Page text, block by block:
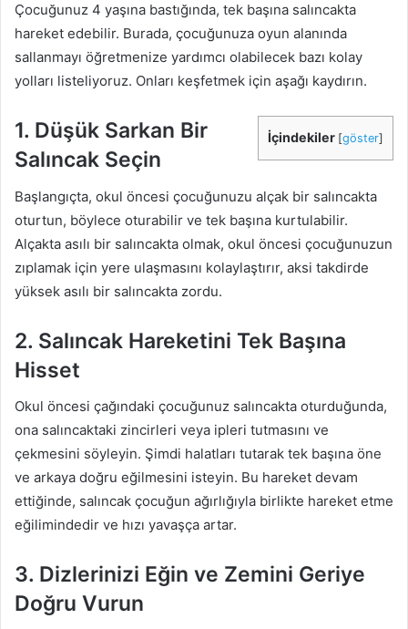
Çocuğunuz 4 yaşına bastığında, tek başına salıncakta
hareket edebilir. Burada, çocuğunuza oyun alanında
sallanmayı öğretmenize yardımcı olabilecek bazı kolay
yolları listeliyoruz. Onları keşfetmek için aşağı kaydırın.
İçindekiler [göster]
1. Düşük Sarkan Bir
Salıncak Seçin
Başlangıçta, okul öncesi çocuğunuzu alçak bir salıncakta
oturtun, böylece oturabilir ve tek başına kurtulabilir.
Alçakta asılı bir salıncakta olmak, okul öncesi çocuğunuzun
zıplamak için yere ulaşmasını kolaylaştırır, aksi takdirde
yüksek asılı bir salıncakta zordu.
2. Salıncak Hareketini Tek Başına
Hisset
Okul öncesi çağındaki çocuğunuz salıncakta oturduğunda,
ona salıncaktaki zincirleri veya ipleri tutmasını ve
çekmesini söyleyin. Şimdi halatları tutarak tek başına öne
ve arkaya doğru eğilmesini isteyin. Bu hareket devam
ettiğinde, salıncak çocuğun ağırlığıyla birlikte hareket etme
eğilimindedir ve hızı yavaşça artar.
3. Dizlerinizi Eğin ve Zemini Geriye
Doğru Vurun